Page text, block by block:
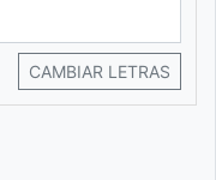
CAMBIAR LETRAS